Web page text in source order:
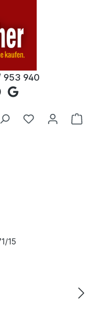
953 940
anzeigen
Du hast 0